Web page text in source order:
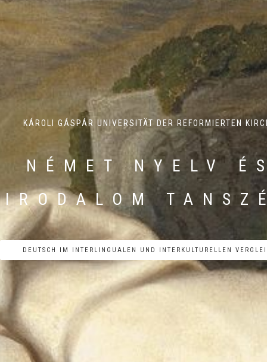
KÁROLI GÁSPÁR UNIVERSITÄT DER REFORMIERTEN
LEHRSTUHL FÜR
DEUTSCHE
UND LITERATUR
DEUTSCH IM INTERLINGUALEN UND INTERKULTURELLEN